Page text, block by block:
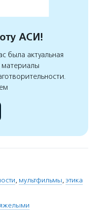
АСИ!
была актуальная
, мультфильмы, этика